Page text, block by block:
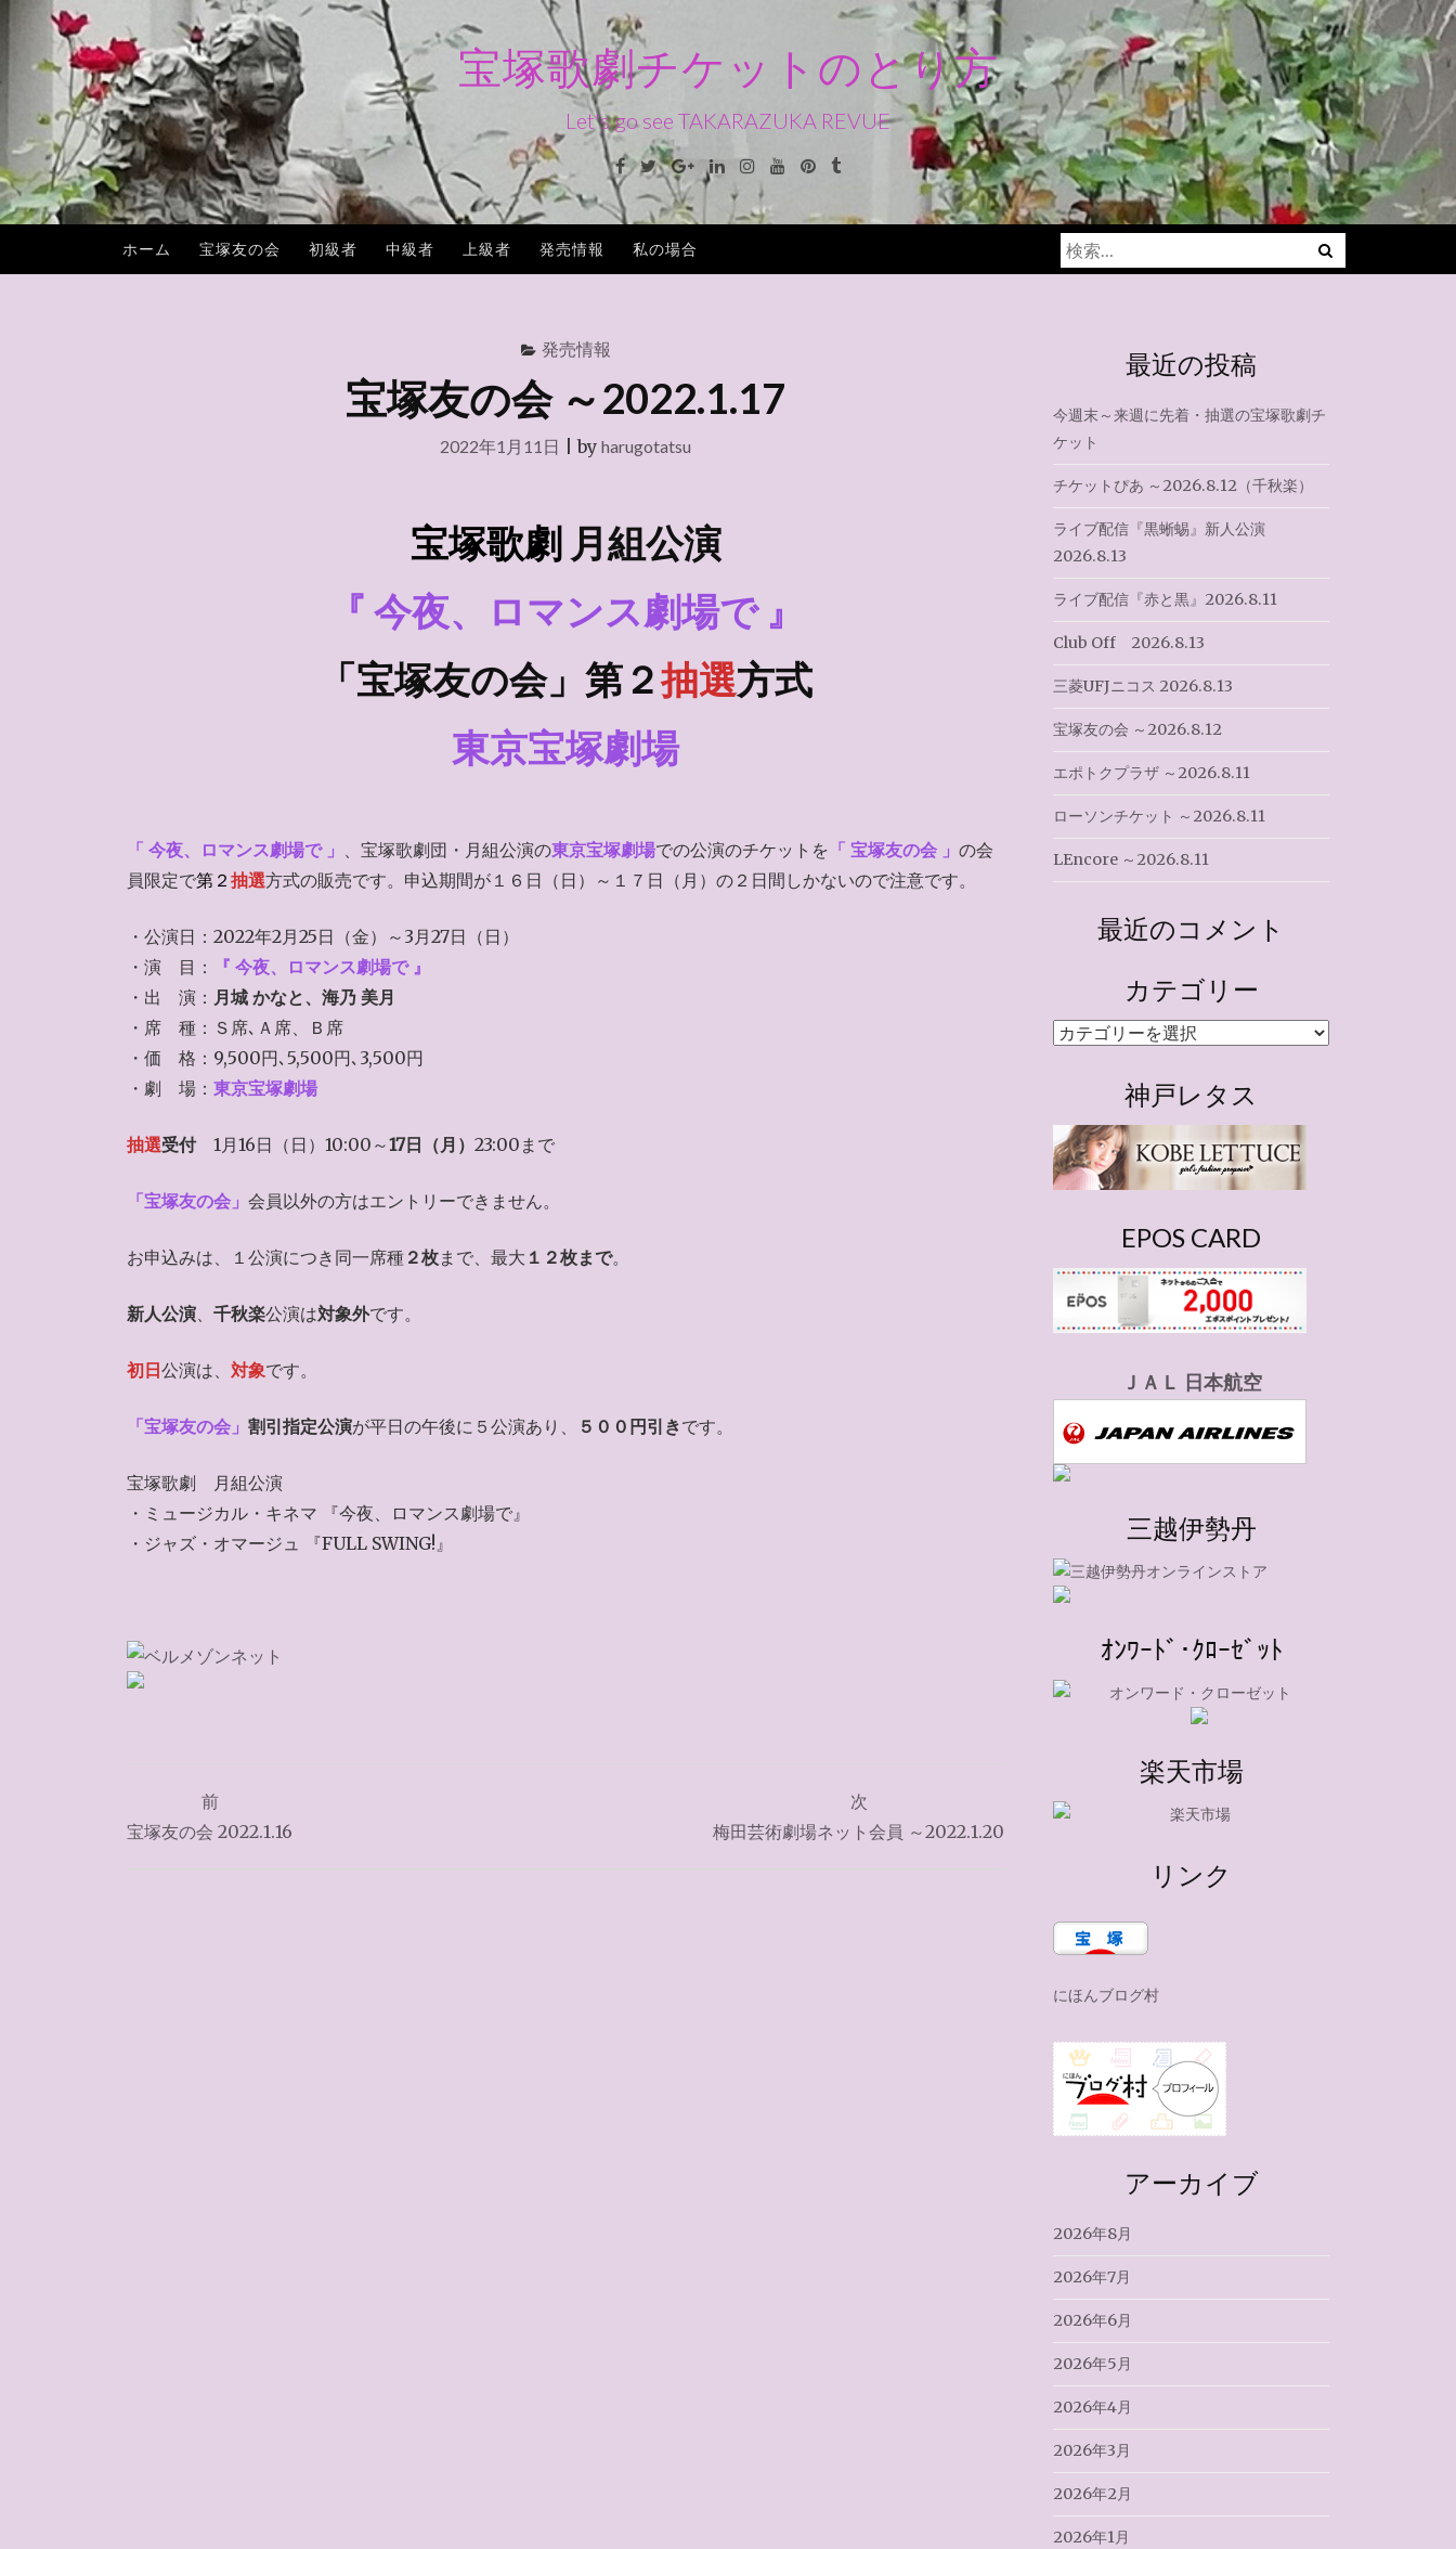
へ
ス
キ
宝塚歌劇チケットのとり方
Let's go see TAKARAZUKA REVUE
Facebook
TwitterGoogle+LinkedinInstagramYoutubePinterest
Tumblr
ホーム 宝塚友の会 初級者 中級者 上級者 発売情報 私の場合
検
索:
発売情報
宝塚友の会 ～2022.1.17
2022年1月11日 |by harugotatsu
宝塚歌劇 月組公演
『 今夜、ロマンス劇場で 』
「宝塚友の会」第２抽選方式
東京宝塚劇場
「 今夜、ロマンス劇場で 」 、宝塚歌劇団・月組公演の東京宝塚劇場での公演のチケットを 「 宝塚友の会 」 の会
員限定で第２ 抽選方式の販売です。申込期間が１６日（日）～１７日（月）の２日間しかないので注意です。
・公演日：2022年2月25日（金）～3月27日（日）
・演 目：
『 今夜、ロマンス劇場で 』
・出 演： 月城 かなと、海乃 美月
・席 種：Ｓ席､Ａ席、Ｂ席
・価 格：9,500円､5,500円､3,500円
・劇 場： 東京宝塚劇場
抽選受付1月16日（日）10:00～17日（月） 23:00まで
「宝塚友の会」 会員以外の方はエントリーできません。
お申込みは、１公演につき同一席種 ２枚まで、最大 １２枚まで。
新人公演、 千秋楽公演は対象外です。
初日公演は、 対象です。
「宝塚友の会」 割引指定公演が平日の午後に５公演あり、 ５００円引きです。
宝塚歌劇 月組公演
・ミュージカル・キネマ 『今夜、ロマンス劇場で』
・ジャズ・オマージュ 『FULL SWING!』
稿
前
宝塚友の会 2022.1.16
次
梅田芸術劇場ネット会員 ～2022.1.20
最近の投稿
今週末～来週に先着・抽選の宝塚歌劇チ
ケット
チケットぴあ ～2026.8.12（千秋楽）
ライブ配信『黒蜥蜴』新人公演
2026.8.13
ライブ配信『赤と黒』2026.8.11
Club Off 2026.8.13
三菱UFJニコス 2026.8.13
宝塚友の会 ～2026.8.12
エポトクプラザ ～2026.8.11
ローソンチケット ～2026.8.11
LEncore ～2026.8.11
最近のコメント
カテゴリー
カ
ー
神戸レタス
EPOS CARD
ＪＡＬ 日本航空
三越伊勢丹
ｵﾝﾜｰﾄﾞ･ｸﾛｰｾﾞｯﾄ
楽天市場
リンク
にほんブログ村
アーカイブ
2026年8月
2026年7月
2026年6月
2026年5月
2026年4月
2026年3月
2026年2月
2026年1月